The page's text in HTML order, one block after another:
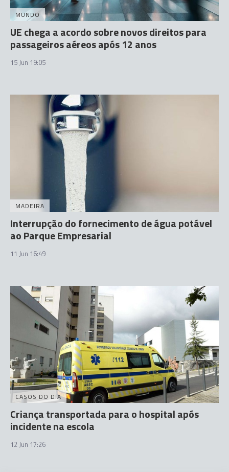
MUNDO
UE chega a acordo sobre novos direitos para
passageiros aéreos após 12 anos
15 Jun 19:05
MADEIRA
Interrupção do fornecimento de água potável
ao Parque Empresarial
11 Jun 16:49
CASOS DO DIA
Criança transportada para o hospital após
incidente na escola
12 Jun 17:26